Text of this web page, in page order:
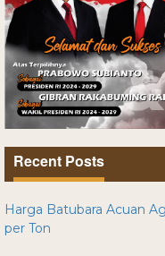
Recent Posts
Harga Batubara Acuan
per Ton